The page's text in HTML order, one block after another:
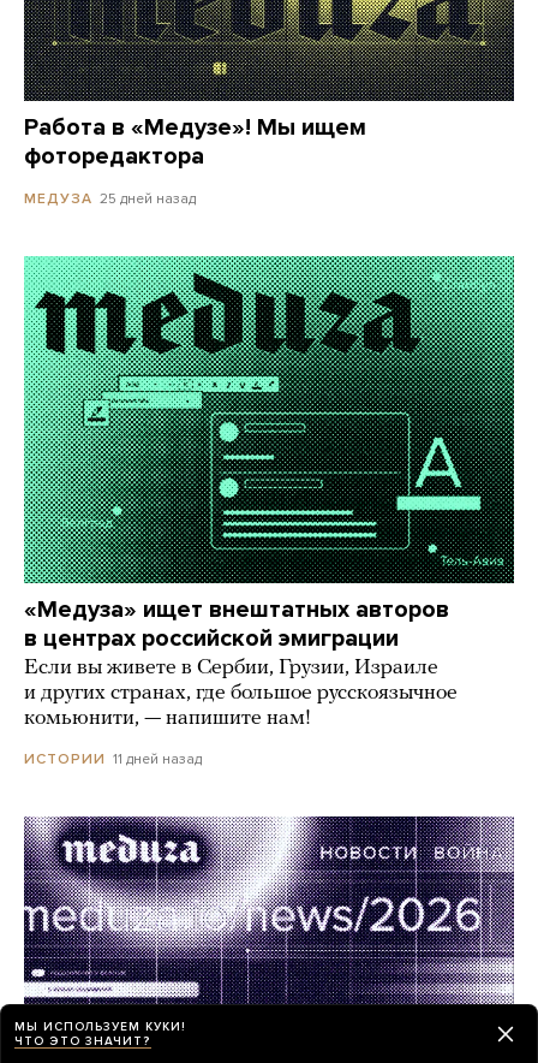
Работа в «Медузе»! Мы ищем
фоторедактора
МЕДУЗА 25 дней назад
«Медуза» ищет внештатных авторов
в центрах российской эмиграции
Если вы живете в Сербии, Грузии, Израиле
и других странах, где большое русскоязычное
комьюнити, — напишите нам!
ИСТОРИИ 11 дней назад
МЫ ИСПОЛЬЗУЕМ КУКИ!
ЧТО ЭТО ЗНАЧИТ?